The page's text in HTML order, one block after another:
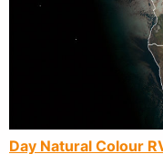
Day Natural Colour